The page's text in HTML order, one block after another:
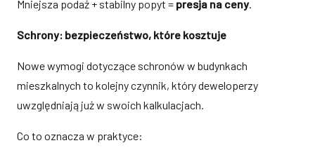
Mniejsza podaż + stabilny popyt = presja na ceny
Schrony: bezpieczeństwo, które kosztuje
Nowe wymogi dotyczące schronów w budynkach
mieszkalnych to kolejny czynnik, który deweloperzy
uwzględniają już w swoich kalkulacjach.
Co to oznacza w praktyce: